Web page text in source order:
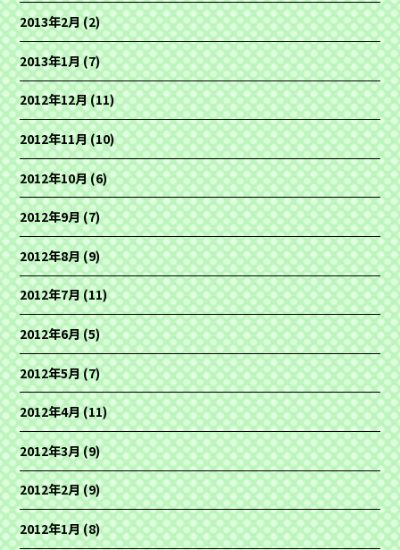
2013年2月(2)
2013年1月(7)
2012年12月(11)
2012年11月(10)
2012年10月(6)
2012年9月(7)
2012年8月(9)
2012年7月(11)
2012年6月(5)
2012年5月(7)
2012年4月(11)
2012年3月(9)
2012年2月(9)
2012年1月(8)